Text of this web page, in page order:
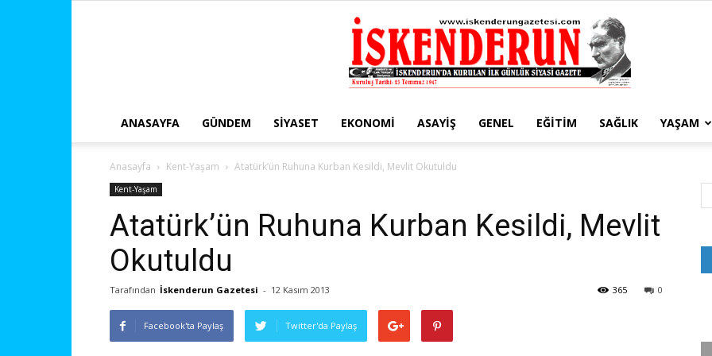
ANASAYFA GÜNDEM SIYASET EKONOMI ASAYIŞ GENEL EĞITIM SAĞLIK YAŞAM
Anasayfa Kent-Yaşam Atatürk’ün Ruhuna Kurban Kesildi, Mevlit Okutuldu
Kent-Yaşam
Atatürk’ün Ruhuna Kurban Kesildi, Mevlit
Okutuldu
Tarafından İskenderun Gazetesi - 12 Kasım 2013 0
365
Facebook'ta Paylaş Twitter'da Paylaş